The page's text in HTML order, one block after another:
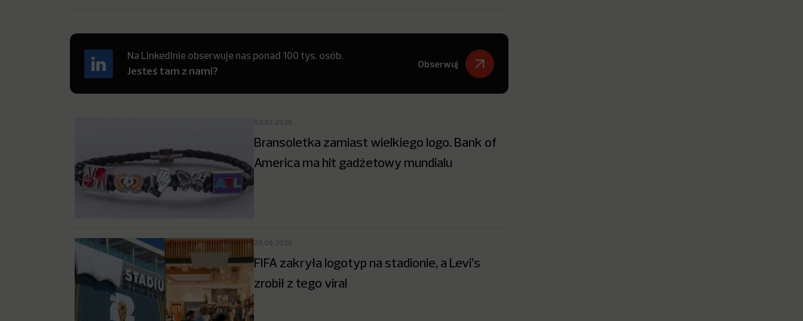
Na LinkedInie obserwuje nas ponad 100 tys. osób.
Jesteś tam z nami?
Obserwuj
02.07.2026
Bransoletka zamiast wielkiego logo. Bank of
America ma hit gadżetowy mundialu
23.06.2026
FIFA zakryła logotyp na stadionie, a Levi’s
zrobił z tego viral